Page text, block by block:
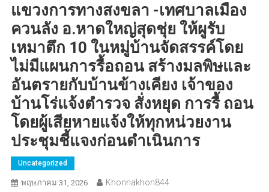
แขวงการทางสงขลา -เทศบาลเมือง
ควนลัง อ.หาดใหญ่สุดชุ่ย ให้ผูรับ
เหมาตึก 10 ในหมู่บ้านจัดสรรค์โดย
ไม่มีแผนการรื้อถอน สร้างมลพิษและ
อันตรายกับบ้านข้างเคียง เจ้าของ
บ้านโร่แจ้งตำรวจ สั่งหยุด การรื้ ถอน
โดยผู้เสียหายแจ้งให้ทุกหน่วยงาน
ประชุมชี้แจงก่อนดำเนินการ
Uncategorized
พฤษภาคม 31, 2026 Khonnakhon844